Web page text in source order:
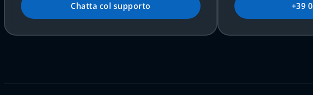
Chatta col supporto +39